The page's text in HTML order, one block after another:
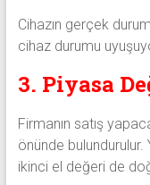
Cihazın gerçek
cihaz durumu
3. Piyasa
Firmanın satış
önünde
ikinci el değeri de